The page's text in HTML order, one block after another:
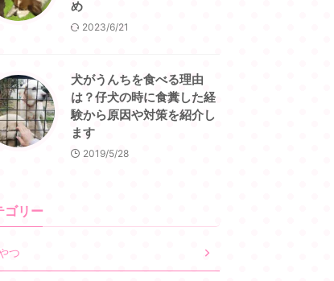
め
2023/6/21
犬がうんちを食べる理由
は？仔犬の時に食糞した経
験から原因や対策を紹介し
ます
2019/5/28
ゴリー
つ